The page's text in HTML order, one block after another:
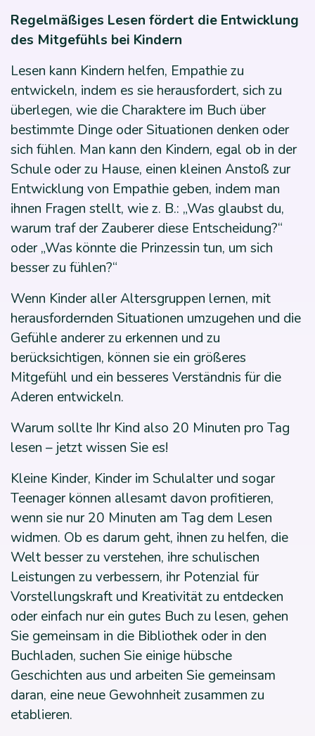
Regelmäßiges Lesen fördert die Entwicklung
des Mitgefühls bei Kindern
Lesen kann Kindern helfen, Empathie zu
entwickeln, indem es sie herausfordert, sich zu
überlegen, wie die Charaktere im Buch über
bestimmte Dinge oder Situationen denken oder
sich fühlen. Man kann den Kindern, egal ob in der
Schule oder zu Hause, einen kleinen Anstoß zur
Entwicklung von Empathie geben, indem man
ihnen Fragen stellt, wie z. B.: „Was glaubst du,
warum traf der Zauberer diese Entscheidung?“
oder „Was könnte die Prinzessin tun, um sich
besser zu fühlen?“
Wenn Kinder aller Altersgruppen lernen, mit
herausfordernden Situationen umzugehen und die
Gefühle anderer zu erkennen und zu
berücksichtigen, können sie ein größeres
Mitgefühl und ein besseres Verständnis für die
Aderen entwickeln.
Warum sollte Ihr Kind also 20 Minuten pro Tag
lesen – jetzt wissen Sie es!
Kleine Kinder, Kinder im Schulalter und sogar
Teenager können allesamt davon profitieren,
wenn sie nur 20 Minuten am Tag dem Lesen
widmen. Ob es darum geht, ihnen zu helfen, die
Welt besser zu verstehen, ihre schulischen
Leistungen zu verbessern, ihr Potenzial für
Vorstellungskraft und Kreativität zu entdecken
oder einfach nur ein gutes Buch zu lesen, gehen
Sie gemeinsam in die Bibliothek oder in den
Buchladen, suchen Sie einige hübsche
Geschichten aus und arbeiten Sie gemeinsam
daran, eine neue Gewohnheit zusammen zu
etablieren.